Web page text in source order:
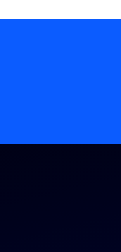
il reparto vendite